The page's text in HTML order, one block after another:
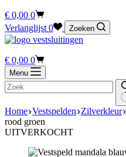
Winkelwagen
€ 0,00 0
Verlanglijst 0 Zoeken
Winkelwagen
€ 0,00 0
Menu
Home Vestspelden Zilverkleur
rood groen
UITVERKOCHT